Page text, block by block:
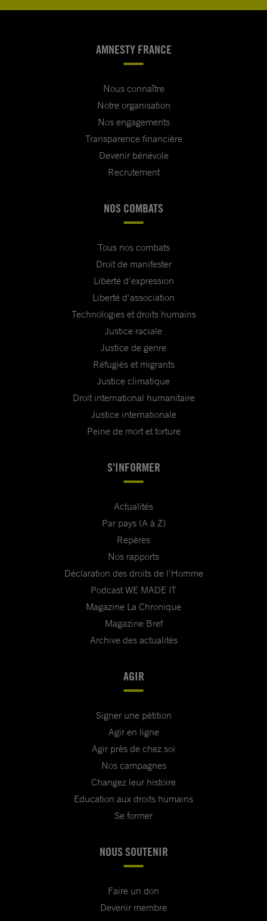
AMNESTY FRANCE
Nous connaître
Notre organisation
Nos engagements
Transparence financière
Devenir bénévole
Recrutement
NOS COMBATS
Tous nos combats
Droit de manifester
Liberté d'expression
Liberté d'association
Technologies et droits humains
Justice raciale
Justice de genre
Réfugiés et migrants
Justice climatique
Droit international humanitaire
Justice internationale
Peine de mort et torture
S'INFORMER
Actualités
Par pays (A à Z)
Repères
Nos rapports
Déclaration des droits de l'Homme
Podcast WE MADE IT
Magazine La Chronique
Magazine Bref
Archive des actualités
AGIR
Signer une pétition
Agir en ligne
Agir près de chez soi
Nos campagnes
Changez leur histoire
Education aux droits humains
Se former
NOUS SOUTENIR
Faire un don
Devenir membre